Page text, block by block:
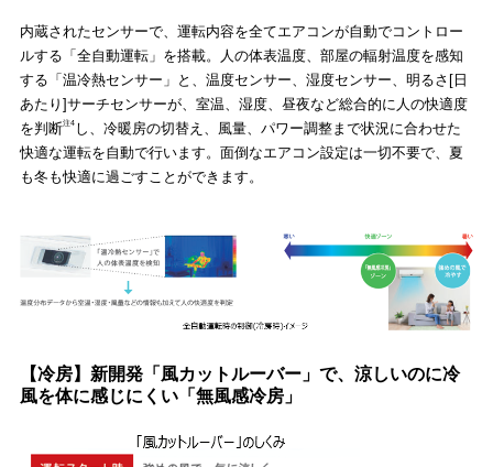
内蔵されたセンサーで、運転内容を全てエアコンが自動でコントロー
ルする「全自動運転」を搭載。人の体表温度、部屋の輻射温度を感知
する「温冷熱センサー」と、温度センサー、湿度センサー、明るさ[日
あたり]サーチセンサーが、室温、湿度、昼夜など総合的に人の快適度
を判断注4 し、冷暖房の切替え、風量、パワー調整まで状況に合わせた
快適な運転を自動で行います。面倒なエアコン設定は一切不要で、夏
も冬も快適に過ごすことができます。
【冷房】新開発「風カットルーバー」で、涼しいのに冷
風を体に感じにくい「無風感冷房」